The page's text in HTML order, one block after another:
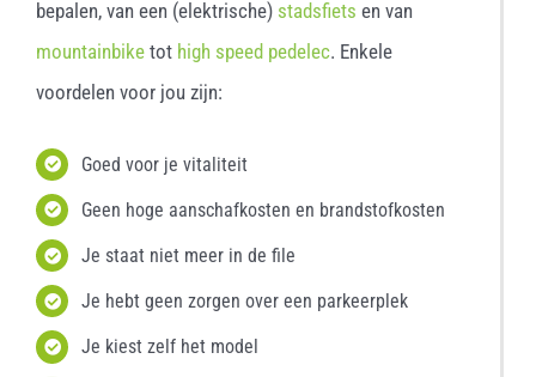
bepalen, van een (elektrische) stadsfiets en van
mountainbiketot high speed pedelec. Enkele
voordelen voor jou zijn:
Goed voor je vitaliteit
Geen hoge aanschafkosten en brandstofkosten
Je staat niet meer in de file
Je hebt geen zorgen over een parkeerplek
Je kiest zelf het model